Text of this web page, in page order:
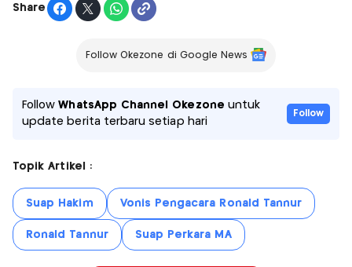
Share
Follow Okezone di Google News
FollowWhatsApp Channel Okezone untuk
update berita terbaru setiap hari
Follow
Topik Artikel :
Suap Hakim Vonis Pengacara Ronald Tannur
Ronald Tannur Suap Perkara MA